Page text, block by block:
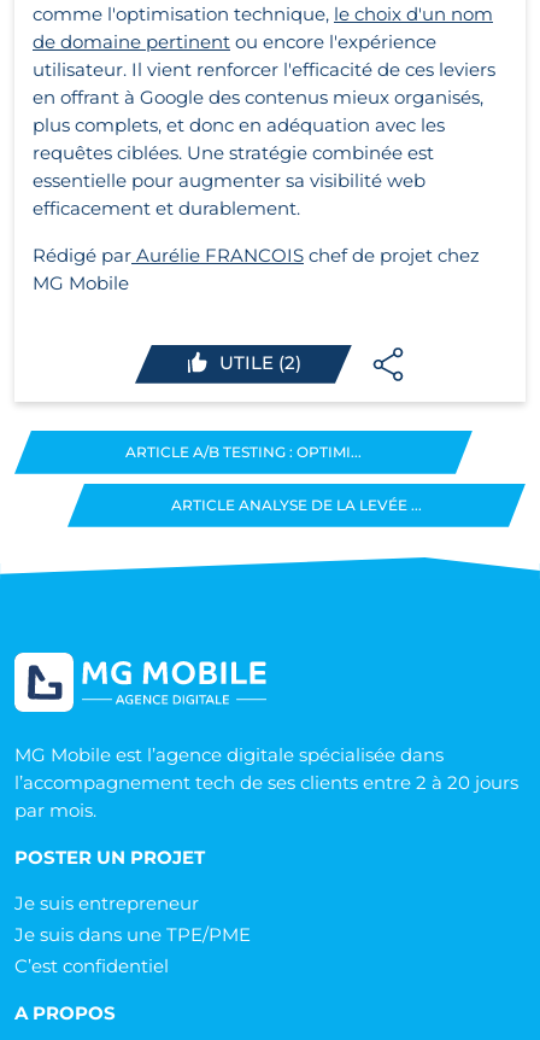
comme l'optimisation technique, le choix d'un nom
de domaine pertinent ou encore l'expérience
utilisateur. Il vient renforcer l'efficacité de ces leviers
en offrant à Google des contenus mieux organisés,
plus complets, et donc en adéquation avec les
requêtes ciblées. Une stratégie combinée est
essentielle pour augmenter sa visibilité web
efficacement et durablement.
Rédigé par Aurélie FRANCOIS chef de projet chez
MG Mobile
UTILE (2)
ARTICLE A/B TESTING : OPTIMI...
ARTICLE ANALYSE DE LA LEVÉE ...
MG Mobile est l’agence digitale spécialisée dans
l’accompagnement tech de ses clients entre 2 à 20 jours
par mois.
POSTER UN PROJET
Je suis entrepreneur
Je suis dans une TPE/PME
C’est confidentiel
A PROPOS